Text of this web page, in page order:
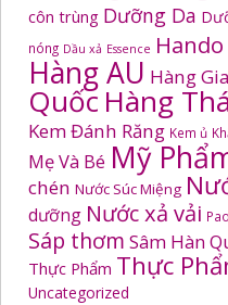
côn trùng Dưỡng Da
nóng Dầu xả Essence Hando
Hàng AU Hàng
Quốc Hàng
Kem Đánh Răng Kem ủ
Mẹ Và Bé Mỹ
chén Nước Súc Miệng
dưỡng Nước xả vải Pao
Sáp thơm Sâm Hàn
Thực Phẩm Thực
Uncategorized